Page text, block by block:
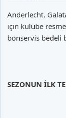
i
Anderlecht,
için kulübe
bonservis bedeli
SEZONUN İLK